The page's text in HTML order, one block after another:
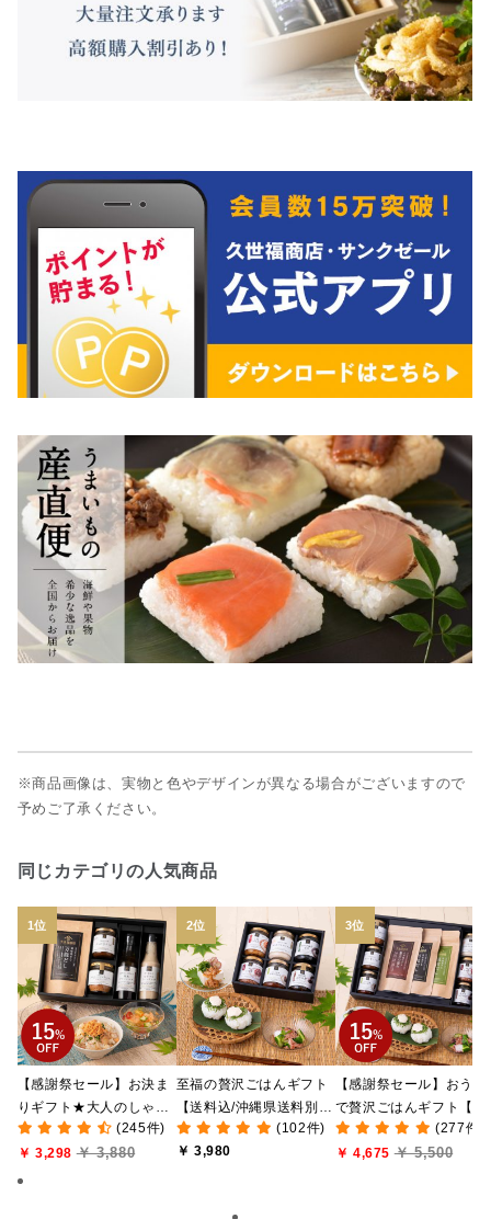
※商品画像は、実物と色やデザインが異なる場合がございますので
予めご了承ください。
同じカテゴリの人気商品
【感謝祭セール】お決ま
りギフト★大人のしゃけ
しゃけめんたい入り【送
料込/沖縄県送料別途】
【化粧箱包装付】
(245件)
￥ 3,298 ￥ 3,880
至福の贅沢ごはんギフト
【送料込/沖縄県送料別
途】【化粧箱包装付/オン
ライン限定】
(102件)
￥ 3,980
【感謝祭セール】おうち
で贅沢ごはんギフト【送
料無料/沖縄県送料別途】
【化粧箱包装付/オンライ
(277件)
￥ 4,675 ￥ 5,500